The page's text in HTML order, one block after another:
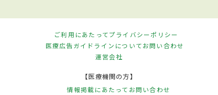
ご利用にあたってプライバシーポリシー
医療広告ガイドラインについてお問い合わせ
運営会社
【医療機関の方】
情報掲載にあたって お問い合わせ